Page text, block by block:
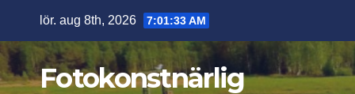
innehåll
lör. aug 8th, 2026 7:01:34 AM
Fotokonstnärlig